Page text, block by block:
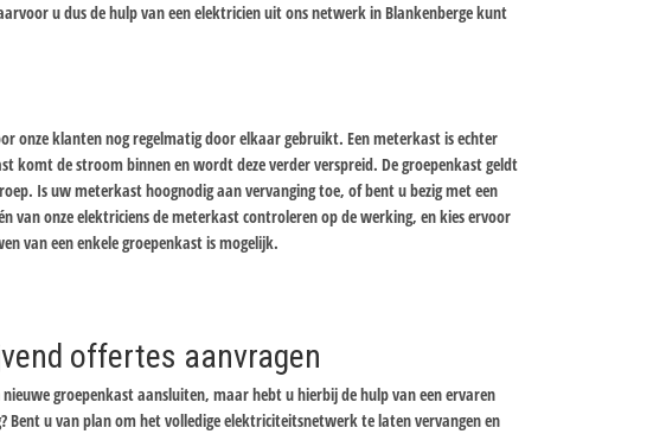
u dus de hulp van een elektricien uit ons netwerk in Blankenberge kunt
onze klanten nog regelmatig door elkaar gebruikt. Een meterkast is echter
komt de stroom binnen en wordt deze verder verspreid. De groepenkast geldt
Is uw meterkast hoognodig aan vervanging toe, of bent u bezig met een
van onze elektriciens de meterkast controleren op de werking, en kies ervoor
van een enkele groepenkast is mogelijk.
offertes aanvragen
groepenkast aansluiten, maar hebt u hierbij de hulp van een ervaren
Bent u van plan om het volledige elektriciteitsnetwerk te laten vervangen en